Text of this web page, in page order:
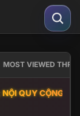
MOST VIEWED
QUY CỘNG